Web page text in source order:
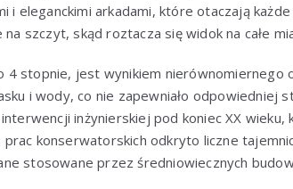
i eleganckimi arkadami, które otaczają
szczyt, skąd roztacza się widok na całe
4 stopnie, jest wynikiem nierównomiernego
i wody, co nie zapewniało odpowiedniej
inżynierskiej pod koniec XX wieku,
konserwatorskich odkryto liczne
stosowane przez średniowiecznych